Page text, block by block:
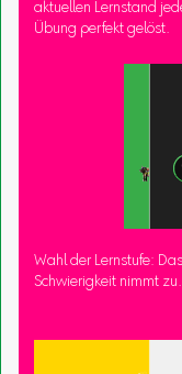
aktuellen Lernstand
Übung perfekt gelöst.
Wahl der Lernstufe:
Schwierigkeit nimmt zu.